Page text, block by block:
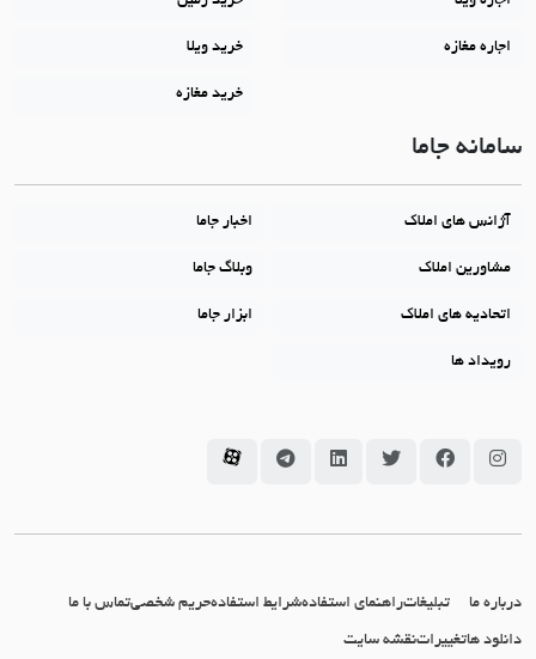
اجاره مغازه خرید ویلا
خرید مغازه
سامانه جاما
آژانس های املاک اخبار جاما
مشاورین املاک وبلاگ جاما
اتحادیه های املاک ابزار جاما
رویداد ها
سامانه جاما در اینستاگرام
سامانه جاما در فیسبوک
سامانه جاما در توئیتر
سامانه جاما در لینکداین
سامانه جاما در تلگرام
سامانه جاما در آپارات
درباره ما تبلیغاتراهنمای استفادهشرایط استفادهحریم شخصیتماس با ما
دانلود هاتغییراتنقشه سایت